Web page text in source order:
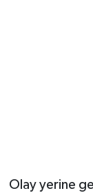
Olay yerine